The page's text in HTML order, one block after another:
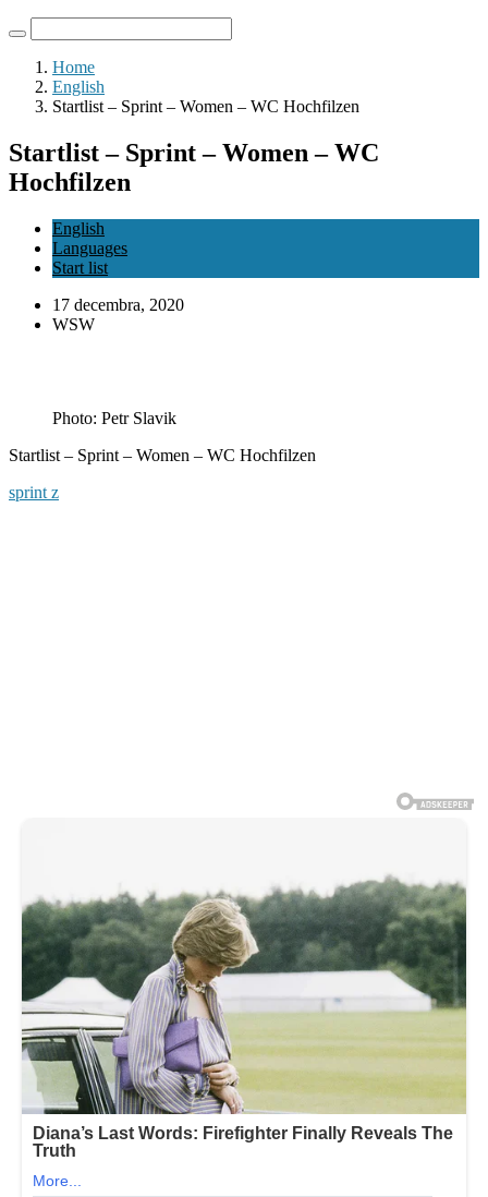
Home
English
Startlist – Sprint – Women – WC Hochfilzen
Startlist – Sprint – Women – WC
Hochfilzen
English
Languages
Start list
17 decembra, 2020
WSW
Photo: Petr Slavik
Startlist – Sprint – Women – WC Hochfilzen
sprint z